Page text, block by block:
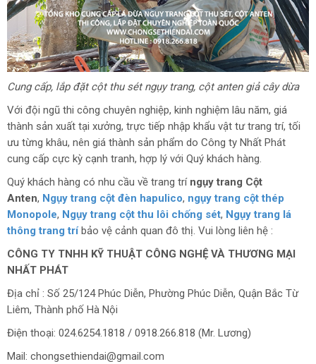
Cung cấp, lắp đặt cột thu sét ngụy trang, cột anten giả cây dừa
Với đội ngũ thi công chuyên nghiệp, kinh nghiệm lâu năm, giá
thành sản xuất tại xưởng, trực tiếp nhập khẩu vật tư trang trí, tối
ưu từng khâu, nên giá thành sản phẩm do Công ty Nhất Phát
cung cấp cực kỳ cạnh tranh, hợp lý với Quý khách hàng.
Quý khách hàng có nhu cầu về trang trí ngụy trang Cột
Anten, Ngụy trang cột đèn hapulico, ngụy trang cột thép
Monopole, Ngụy trang cột thu lôi chống sét, Ngụy trang lá
thông trang tríbảo vệ cảnh quan đô thị. Vui lòng liên hệ :
CÔNG TY TNHH KỸ THUẬT CÔNG NGHỆ VÀ THƯƠNG MẠI
NHẤT PHÁT
Địa chỉ : Số 25/124 Phúc Diễn, Phường Phúc Diễn, Quận Bắc Từ
Liêm, Thành phố Hà Nội
Điện thoại: 024.6254.1818 / 0918.266.818 (Mr. Lương)
Mail: chongsethiendai@gmail.com